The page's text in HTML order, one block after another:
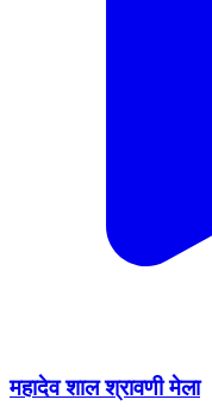
महादेव शाल श्रावणी मेला